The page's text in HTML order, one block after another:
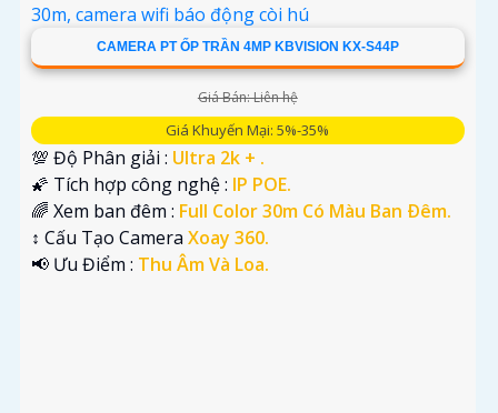
CAMERA PT ỐP TRẦN 4MP KBVISION KX-S44P
Giá Bán: Liên hệ
Giá Khuyến Mại: 5%-35%
💯 Độ Phân giải : Ultra 2k + .
🌠 Tích hợp công nghệ : IP POE.
🌈 Xem ban đêm : Full Color 30m Có Màu Ban Ðêm.
↕️ Cấu Tạo Camera Xoay 360.
️📢 Ưu Điểm : Thu Âm Và Loa.